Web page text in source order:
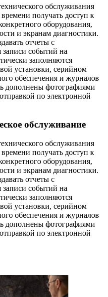
обслуживания
получать доступ к
оборудования,
и экранам диагностики.
отчеты с
событий на
заполняются
установки, серийном
обеспечения и журналов
дополнены фотографиями
по электронной
обслуживание
обслуживания
получать доступ к
оборудования,
и экранам диагностики.
отчеты с
событий на
заполняются
установки, серийном
обеспечения и журналов
дополнены фотографиями
по электронной